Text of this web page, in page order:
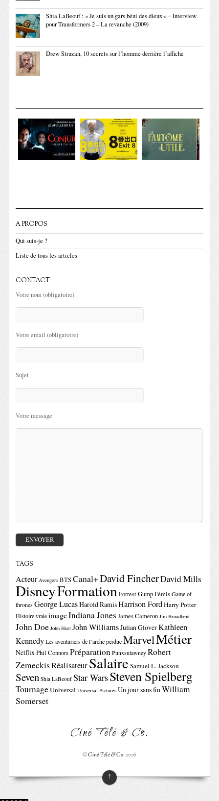
Shia LaBeouf : « Je suis un gars béni des dieux » – Interview
pour Transformers 2 – La revanche (2009)
Drew Struzan, 10 secrets sur l’homme derrière l’affiche
A PROPOS
Qui suis-je ?
Liste de tous les articles
CONTACT
Votre nom (obligatoire)
Votre email (obligatoire)
Sujet
Votre message
TAGS
Acteur Avengers BTSCanal+David FincherDavid Mills
DisneyFormationForrest GumpFémis Game of
thrones George LucasHarold RamisHarrison FordHarry Potter
Histoire vraie imageIndiana Jones James Cameron Jim Broadbent
John Doe John Hurt John WilliamsJulian GloverKathleen
Kennedy Les aventuriers de l’arche perdue MarvelMétier
NetflixPhil ConnorsPréparation Punxsutawney Robert
ZemeckisRéalisateurSalaire Samuel L. Jackson
Seven Shia LaBeouf Star WarsSteven Spielberg
TournageUniversal Universal Pictures Un jour sans finWilliam
Somerset
Ciné Télé & Co.
©Ciné Télé & Co.2026
↑